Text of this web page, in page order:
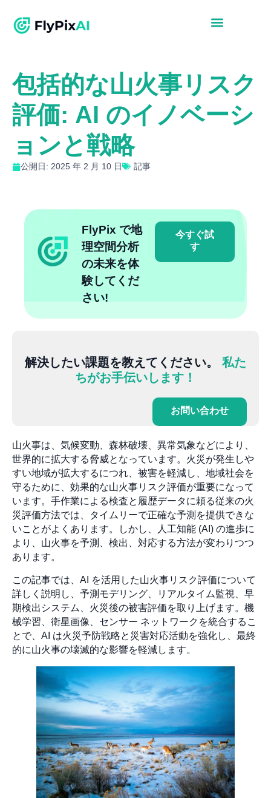
包括的な山火事リスク
評価: AI のイノベーシ
ョンと戦略
公開日: 2025 年 2 月 10 日 記事
FlyPix で地
理空間分析
の未来を体
験してくだ
さい!
今すぐ試
す
解決したい課題を教えてください。 私た
ちがお手伝いします！
お問い合わせ
山火事は、気候変動、森林破壊、異常気象などにより、
世界的に拡大する脅威となっています。火災が発生しや
すい地域が拡大するにつれ、被害を軽減し、地域社会を
守るために、効果的な山火事リスク評価が重要になって
います。手作業による検査と履歴データに頼る従来の火
災評価方法では、タイムリーで正確な予測を提供できな
いことがよくあります。しかし、人工知能 (AI) の進歩に
より、山火事を予測、検出、対応する方法が変わりつつ
あります。
この記事では、AI を活用した山火事リスク評価について
詳しく説明し、予測モデリング、リアルタイム監視、早
期検出システム、火災後の被害評価を取り上げます。機
械学習、衛星画像、センサー ネットワークを統合するこ
とで、AI は火災予防戦略と災害対応活動を強化し、最終
的に山火事の壊滅的な影響を軽減します。